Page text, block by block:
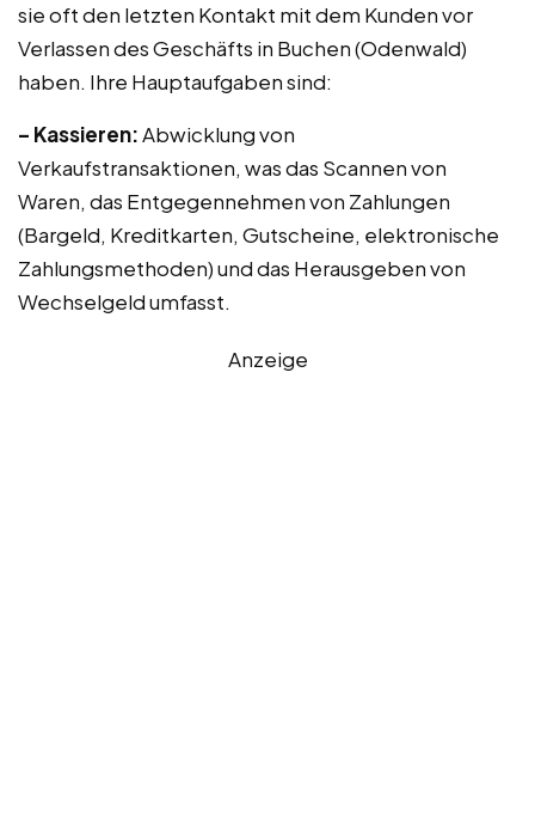
sie oft den letzten Kontakt mit dem Kunden vor
Verlassen des Geschäfts in Buchen (Odenwald)
haben. Ihre Hauptaufgaben sind:
– Kassieren:Abwicklung von
Verkaufstransaktionen, was das Scannen von
Waren, das Entgegennehmen von Zahlungen
(Bargeld, Kreditkarten, Gutscheine, elektronische
Zahlungsmethoden) und das Herausgeben von
Wechselgeld umfasst.
Anzeige